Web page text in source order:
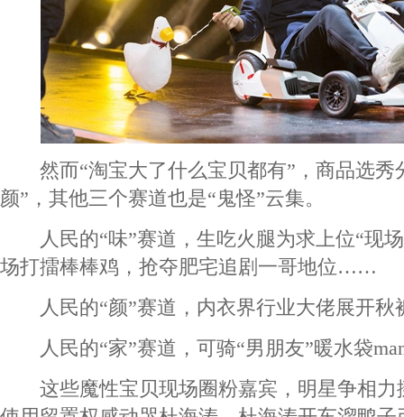
然而“淘宝大了什么宝贝都有”，商品选秀
颜”，其他三个赛道也是“鬼怪”云集。
人民的“味”赛道，生吃火腿为求上位“现场
场打擂棒棒鸡，抢夺肥宅追剧一哥地位……
人民的“颜”赛道，内衣界行业大佬展开
人民的“家”赛道，可骑“男朋友”暖水袋
这些魔性宝贝现场圈粉嘉宾，明星争相力